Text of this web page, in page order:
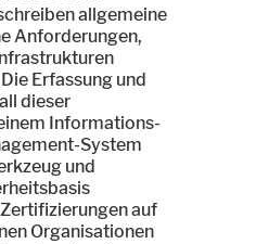
allgemeine
Anforderungen,
Erfassung und
dieser
Informations-
System
und
auf
Organisationen